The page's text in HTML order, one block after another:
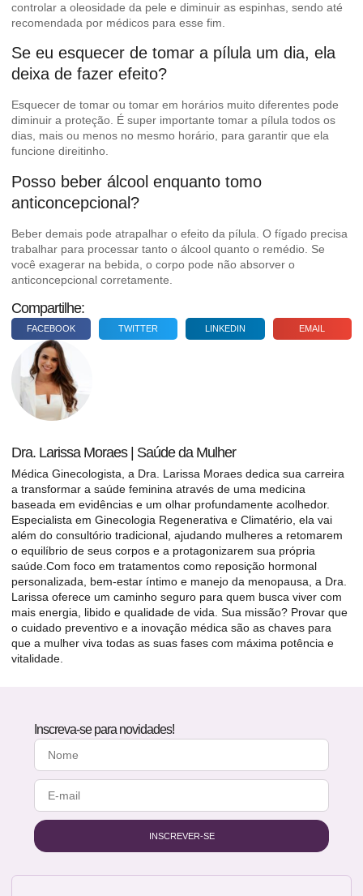
controlar a oleosidade da pele e diminuir as espinhas, sendo até
recomendada por médicos para esse fim.
Se eu esquecer de tomar a pílula um dia, ela
deixa de fazer efeito?
Esquecer de tomar ou tomar em horários muito diferentes pode
diminuir a proteção. É super importante tomar a pílula todos os
dias, mais ou menos no mesmo horário, para garantir que ela
funcione direitinho.
Posso beber álcool enquanto tomo
anticoncepcional?
Beber demais pode atrapalhar o efeito da pílula. O fígado precisa
trabalhar para processar tanto o álcool quanto o remédio. Se
você exagerar na bebida, o corpo pode não absorver o
anticoncepcional corretamente.
Compartilhe:
FACEBOOK TWITTER LINKEDIN EMAIL
Dra. Larissa Moraes | Saúde da Mulher
Médica Ginecologista, a Dra. Larissa Moraes dedica sua carreira
a transformar a saúde feminina através de uma medicina
baseada em evidências e um olhar profundamente acolhedor.
Especialista em Ginecologia Regenerativa e Climatério, ela vai
além do consultório tradicional, ajudando mulheres a retomarem
o equilíbrio de seus corpos e a protagonizarem sua própria
saúde.Com foco em tratamentos como reposição hormonal
personalizada, bem-estar íntimo e manejo da menopausa, a Dra.
Larissa oferece um caminho seguro para quem busca viver com
mais energia, libido e qualidade de vida. Sua missão? Provar que
o cuidado preventivo e a inovação médica são as chaves para
que a mulher viva todas as suas fases com máxima potência e
vitalidade.
Inscreva-se para novidades!
INSCREVER-SE